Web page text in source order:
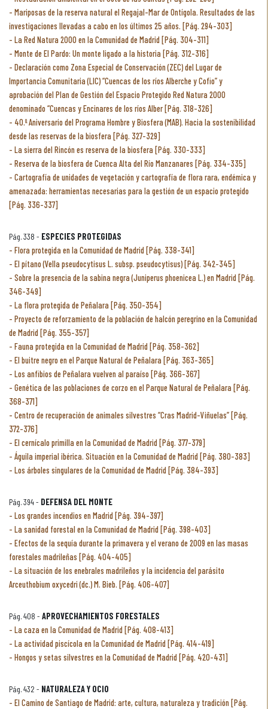
Mariposas de la reserva natural el Regajal-Mar de Ontígola. Resultados de las
investigaciones llevadas a cabo en los últimos 25 años. [Pág. 294-303]
La Red Natura 2000 en la Comunidad de Madrid [Pág. 304-311]
Monte de El Pardo: Un monte ligado a la historia [Pág. 312-316]
Declaración como Zona Especial de Conservación (ZEC) del Lugar de
Importancia Comunitaria (LIC) “Cuencas de los ríos Alberche y Cofio” y
aprobación del Plan de Gestión del Espacio Protegido Red Natura 2000
denominado “Cuencas y Encinares de los ríos Alber [Pág. 318-326]
40.º Aniversario del Programa Hombre y Biosfera (MAB). Hacia la sostenibilidad
desde las reservas de la biosfera [Pág. 327-329]
La sierra del Rincón es reserva de la biosfera [Pág. 330-333]
Reserva de la biosfera de Cuenca Alta del Río Manzanares [Pág. 334-335]
Cartografía de unidades de vegetación y cartografía de flora rara, endémica y
amenazada: herramientas necesarias para la gestión de un espacio protegido
[Pág. 336-337]
Pág. 338 - ESPECIES PROTEGIDAS
Flora protegida en la Comunidad de Madrid [Pág. 338-341]
El pítano (Vella pseudocytisus L. subsp. pseudocytisus) [Pág. 342-345]
Sobre la presencia de la sabina negra (Juniperus phoenicea L.) en Madrid [Pág.
346-349]
La flora protegida de Peñalara [Pág. 350-354]
Proyecto de reforzamiento de la población de halcón peregrino en la Comunidad
de Madrid [Pág. 355-357]
Fauna protegida en la Comunidad de Madrid [Pág. 358-362]
El buitre negro en el Parque Natural de Peñalara [Pág. 363-365]
Los anfibios de Peñalara vuelven al paraíso [Pág. 366-367]
Genética de las poblaciones de corzo en el Parque Natural de Peñalara [Pág.
368-371]
Centro de recuperación de animales silvestres “Cras Madrid-Viñuelas” [Pág.
372-376]
El cernícalo primilla en la Comunidad de Madrid [Pág. 377-379]
Águila imperial ibérica. Situación en la Comunidad de Madrid [Pág. 380-383]
Los árboles singulares de la Comunidad de Madrid [Pág. 384-393]
Pág. 394 - DEFENSA DEL MONTE
Los grandes incendios en Madrid [Pág. 394-397]
La sanidad forestal en la Comunidad de Madrid [Pág. 398-403]
Efectos de la sequía durante la primavera y el verano de 2009 en las masas
forestales madrileñas [Pág. 404-405]
La situación de los enebrales madrileños y la incidencia del parásito
Arceuthobium oxycedri (dc.) M. Bieb. [Pág. 406-407]
Pág. 408 - APROVECHAMIENTOS FORESTALES
La caza en la Comunidad de Madrid [Pág. 408-413]
La actividad piscícola en la Comunidad de Madrid [Pág. 414-419]
Hongos y setas silvestres en la Comunidad de Madrid [Pág. 420-431]
Pág. 432 - NATURALEZA Y OCIO
El Camino de Santiago de Madrid: arte, cultura, naturaleza y tradición [Pág.